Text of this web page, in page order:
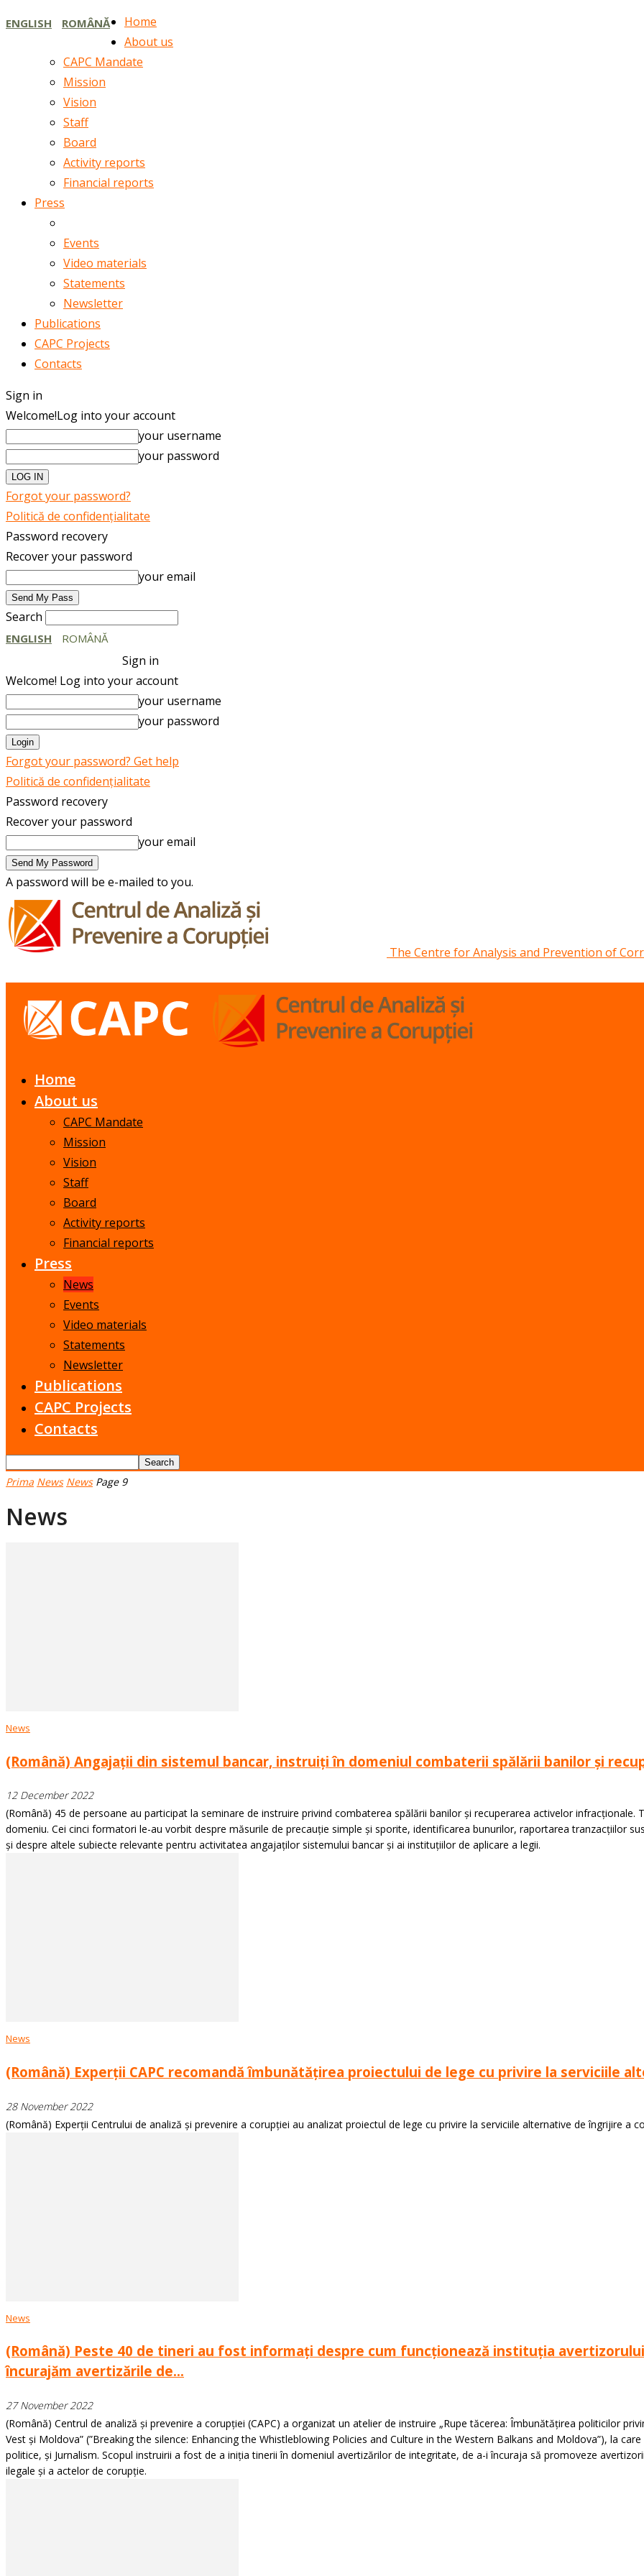
ENGLISH ROMÂNĂ
Home
About us
CAPC Mandate
Mission
Vision
Staff
Board
Activity reports
Financial reports
Press
Events
Video materials
Statements
Newsletter
Publications
CAPC Projects
Contacts
Sign in
Welcome!Log into your account
your username
your password
Forgot your password?
Politică de confidențialitate
Password recovery
Recover your password
your email
Search
ENGLISH ROMÂNĂ
Sign in
Welcome! Log into your account
your username
your password
Forgot your password? Get help
Politică de confidențialitate
Password recovery
Recover your password
your email
A password will be e-mailed to you.
The Centre for Analysis and Prevention of
Home
About us
CAPC Mandate
Mission
Vision
Staff
Board
Activity reports
Financial reports
Press
News
Events
Video materials
Statements
Newsletter
Publications
CAPC Projects
Contacts
Prima News News Page 9
News
News
(Română) Angajații din sistemul bancar, instruiți în domeniul combaterii spălării banilor și
12 December 2022
(Română) 45 de persoane au participat la seminare de instruire privind combaterea spălării banilor și recuperarea activelor
domeniu. Cei cinci formatori le-au vorbit despre măsurile de precauție simple și sporite, identificarea bunurilor, raportarea tranzacțiilor
și despre altele subiecte relevante pentru activitatea angajaților sistemului bancar și ai instituțiilor de aplicare a legii.
News
(Română) Experții CAPC recomandă îmbunătățirea proiectului de lege cu privire la serviciile
28 November 2022
(Română) Experții Centrului de analiză și prevenire a corupției au analizat proiectul de lege cu privire la serviciile alternative de îngrijire a
News
(Română) Peste 40 de tineri au fost informați despre cum funcționează instituția
încurajăm avertizările de...
27 November 2022
(Română) Centrul de analiză și prevenire a corupției (CAPC) a organizat un atelier de instruire „Rupe tăcerea: Îmbunătățirea politicilor
Vest și Moldova” (”Breaking the silence: Enhancing the Whistleblowing Policies and Culture in the Western Balkans and Moldova”), la
politice, și Jurnalism. Scopul instruirii a fost de a iniția tinerii în domeniul avertizărilor de integritate, de a-i încuraja să promoveze
ilegale și a actelor de corupție.